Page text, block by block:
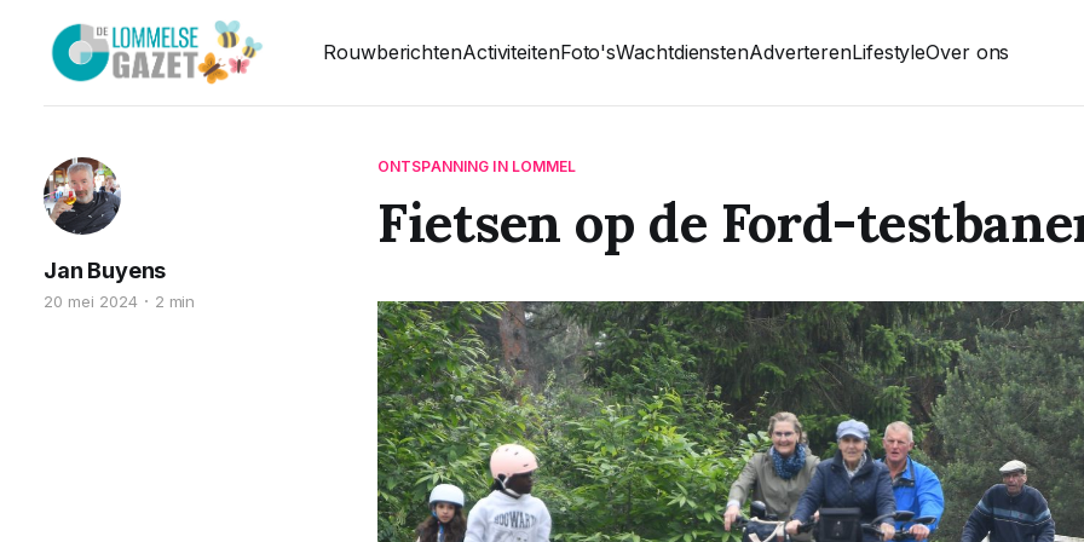
RouwberichtenActiviteitenFoto'sWachtdienstenAdverterenLifestyleOver ons
ONTSPANNING IN LOMMEL
Fietsen op de Ford-
Jan Buyens
20 mei 2024 2 min